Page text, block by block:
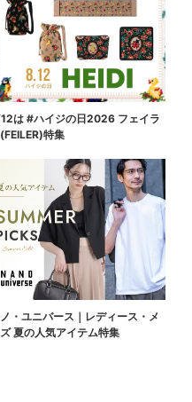
は #ハイジの日2026 フェイラ
特集
・ユニバース｜レディース・メ
夏の人気アイテム特集